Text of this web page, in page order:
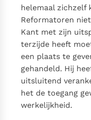
helemaal zichzelf
Reformatoren
Kant met zijn
terzijde heeft
een plaats te
gehandeld. Hij
uitsluitend
het de toegang
werkelijkheid.